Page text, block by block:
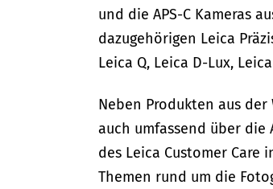
und die APS-C Kameras
dazugehörigen Leica
Leica Q, Leica D-Lux,
Neben Produkten aus
auch umfassend über die
des Leica Customer Care
Themen rund um die